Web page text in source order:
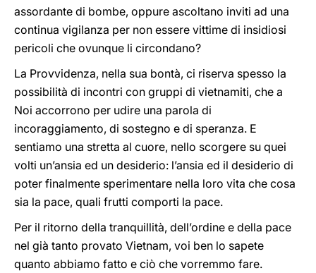
assordante di bombe, oppure ascoltano inviti ad una
continua vigilanza per non essere vittime di insidiosi
pericoli che ovunque li circondano?
La Provvidenza, nella sua bontà, ci riserva spesso la
possibilità di incontri con gruppi di vietnamiti, che a
Noi accorrono per udire una parola di
incoraggiamento, di sostegno e di speranza. E
sentiamo una stretta al cuore, nello scorgere su quei
volti un’ansia ed un desiderio: l’ansia ed il desiderio di
poter finalmente sperimentare nella loro vita che cosa
sia la pace, quali frutti comporti la pace.
Per il ritorno della tranquillità, dell’ordine e della pace
nel già tanto provato Vietnam, voi ben lo sapete
quanto abbiamo fatto e ciò che vorremmo fare.